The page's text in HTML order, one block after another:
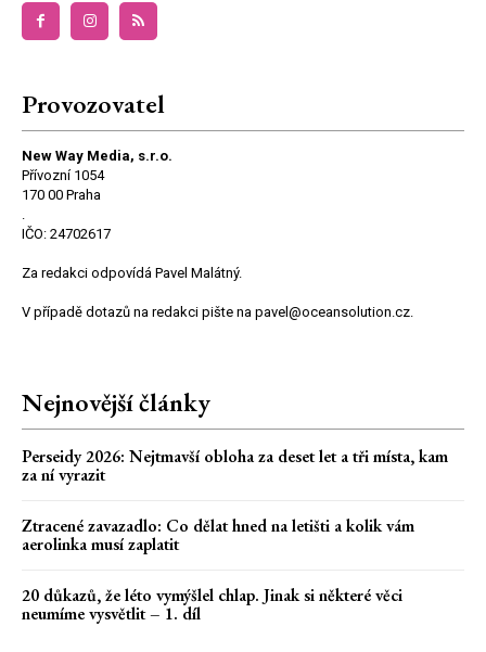
Provozovatel
New Way Media, s.r.o.
Přívozní 1054
170 00 Praha
.
IČO: 24702617
Za redakci odpovídá Pavel Malátný.
V případě dotazů na redakci pište na pavel@oceansolution.cz.
Nejnovější články
Perseidy 2026: Nejtmavší obloha za deset let a tři místa, kam
za ní vyrazit
Ztracené zavazadlo: Co dělat hned na letišti a kolik vám
aerolinka musí zaplatit
20 důkazů, že léto vymýšlel chlap. Jinak si některé věci
neumíme vysvětlit – 1. díl